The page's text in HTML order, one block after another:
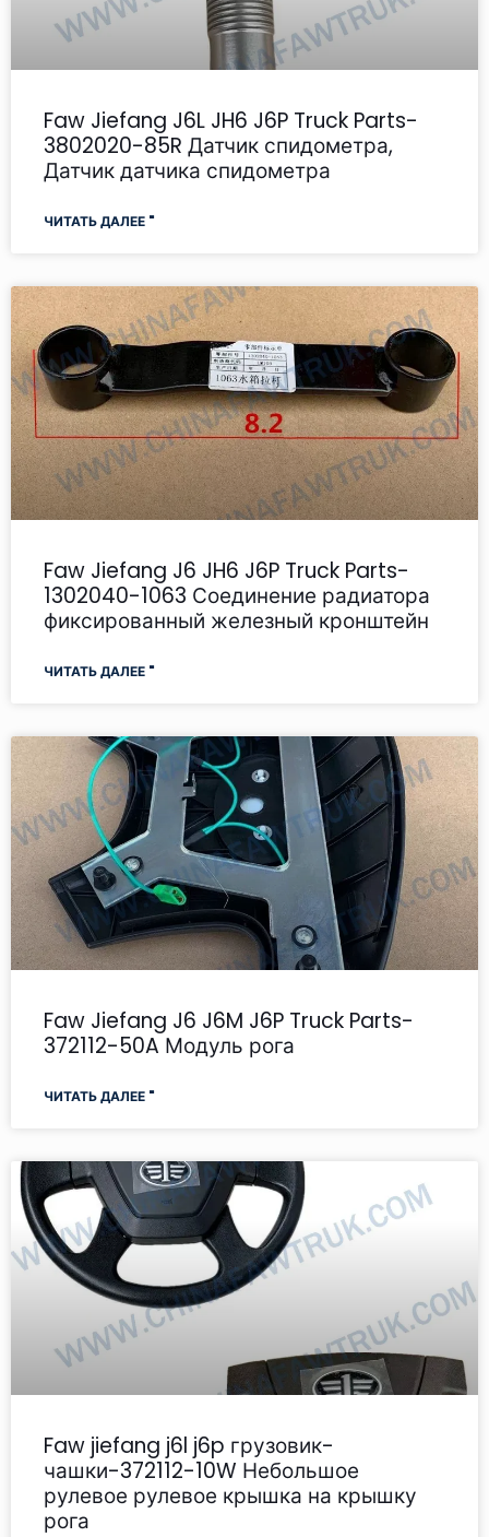
Faw Jiefang J6L JH6 J6P Truck Parts-
3802020-85R Датчик спидометра,
Датчик датчика спидометра
ЧИТАТЬ ДАЛЕЕ "
Faw Jiefang J6 JH6 J6P Truck Parts-
1302040-1063 Соединение радиатора
фиксированный железный кронштейн
ЧИТАТЬ ДАЛЕЕ "
Faw Jiefang J6 J6M J6P Truck Parts-
372112-50A Модуль рога
ЧИТАТЬ ДАЛЕЕ "
Faw jiefang j6l j6p грузовик-
чашки-372112-10W Небольшое
рулевое рулевое крышка на крышку
рога